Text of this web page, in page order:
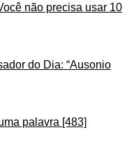
não precisa usar 10
do Dia: “Ausonio
palavra [483]